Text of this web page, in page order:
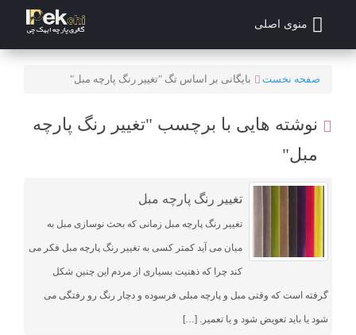
منوی اصلی
صفحه نخست بایگانی بر اساس تگ "تغییر رنگ پارچه مبل"
نوشته هایی با برچسب "تغییر رنگ پارچه
مبل"
تغییر رنگ پارچه مبل
تغییر رنگ پارچه مبل زمانی که بحث نوسازی مبل به
میان می آید کمتر کسی به تغییر رنگ پارچه مبل فکر می
کند چرا که ذهنیت بسیاری از مردم این چنین شکل
گرفته است که وقتی مبل و پارچه مبلی فرسوده و دچار رنگ رو رفتگی می
شود یا باید تعویض شود و یا تعمیر. […]